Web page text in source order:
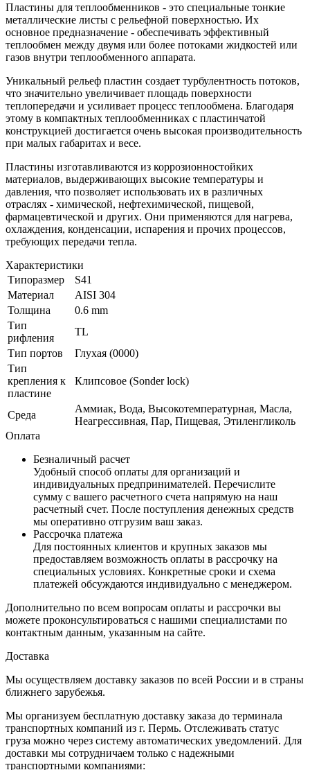
Пластины для теплообменников - это специальные тонкие
металлические листы с рельефной поверхностью. Их
основное предназначение - обеспечивать эффективный
теплообмен между двумя или более потоками жидкостей или
газов внутри теплообменного аппарата.
Уникальный рельеф пластин создает турбулентность потоков,
что значительно увеличивает площадь поверхности
теплопередачи и усиливает процесс теплообмена. Благодаря
этому в компактных теплообменниках с пластинчатой
конструкцией достигается очень высокая производительность
при малых габаритах и весе.
Пластины изготавливаются из коррозионностойких
материалов, выдерживающих высокие температуры и
давления, что позволяет использовать их в различных
отраслях - химической, нефтехимической, пищевой,
фармацевтической и других. Они применяются для нагрева,
охлаждения, конденсации, испарения и прочих процессов,
требующих передачи тепла.
Характеристики
Типоразмер
S41
Материал
AISI 304
Толщина
0.6 mm
Тип
рифления
TL
Тип портов
Глухая (0000)
Тип
крепления к
пластине
Клипсовое (Sonder lock)
Среда
Аммиак, Вода, Высокотемпературная, Масла,
Неагрессивная, Пар, Пищевая, Этиленгликоль
Оплата
Безналичный расчет
Удобный способ оплаты для организаций и
индивидуальных предпринимателей. Перечислите
сумму с вашего расчетного счета напрямую на наш
расчетный счет. После поступления денежных средств
мы оперативно отгрузим ваш заказ.
Рассрочка платежа
Для постоянных клиентов и крупных заказов мы
предоставляем возможность оплаты в рассрочку на
специальных условиях. Конкретные сроки и схема
платежей обсуждаются индивидуально с менеджером.
Дополнительно по всем вопросам оплаты и рассрочки вы
можете проконсультироваться с нашими специалистами по
контактным данным, указанным на сайте.
Доставка
Мы осуществляем доставку заказов по всей России и в страны
ближнего зарубежья.
Мы организуем бесплатную доставку заказа до терминала
транспортных компаний из г. Пермь. Отслеживать статус
груза можно через систему автоматических уведомлений. Для
доставки мы сотрудничаем только с надежными
транспортными компаниями: